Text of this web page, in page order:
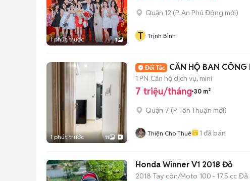
1 phút trước 1
Quận 12 (P. An Phú Đông mới)
T Trịnh Bình
1 phút trước 11
CĂN HỘ BAN CÔNG
1 PN Căn hộ dịch vụ, mini
7 triệu/tháng 30 m²
Quận 7 (P. Tân Thuận mới)
Thiện Cho Thuê 1 đã bán
Honda Winner V1 2018 Đỏ
2018 Tay côn/Moto 100 - 175 cc Đã